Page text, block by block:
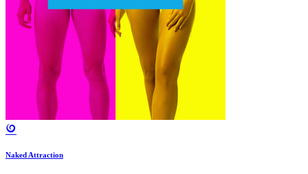
Naked Attraction